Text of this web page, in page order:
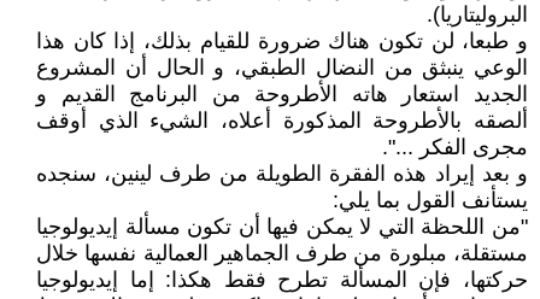
البروليتاريا).
و طبعا، لن تكون هناك ضرورة للقيام بذلك، إذا كان هذا
الوعي ينبثق من النضال الطبقي، و الحال أن المشروع
الجديد استعار هاته الأطروحة من البرنامج القديم و
ألصقه بالأطروحة المذكورة أعلاه، الشيء الذي أوقف
مجرى الفكر ...".
و بعد إيراد هذه الفقرة الطويلة من طرف لينين، سنجده
يستأنف القول بما يلي:
"من اللحظة التي لا يمكن فيها أن تكون مسألة إيديولوجيا
مستقلة، مبلورة من طرف الجماهير العمالية نفسها خلال
حركتها، فإن المسألة تطرح فقط هكذا: إما إيديولوجيا